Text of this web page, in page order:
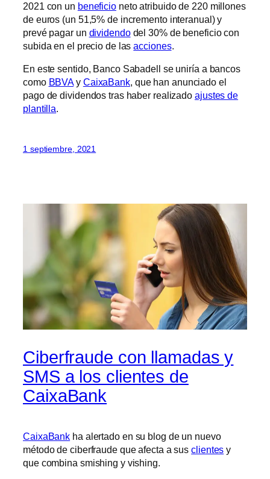
2021 con un beneficioneto atribuido de 220 millones
de euros (un 51,5% de incremento interanual) y
prevé pagar un dividendodel 30% de beneficio con
subida en el precio de lasacciones.
En este sentido, Banco Sabadell se uniría a bancos
como BBVAy CaixaBank, que han anunciado el
pago de dividendos tras haber realizado ajustes de
plantilla.
1 septiembre, 2021
Ciberfraude con llamadas y
SMS a los clientes de
CaixaBank
CaixaBank ha alertado en su blog de un nuevo
método de ciberfraude que afecta a susclientes y
que combina smishing y vishing.